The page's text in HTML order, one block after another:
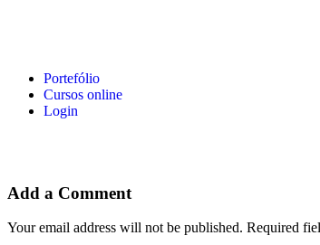
Portefólio
Cursos online
Login
Add a Comment
Your email address will not be published. Required